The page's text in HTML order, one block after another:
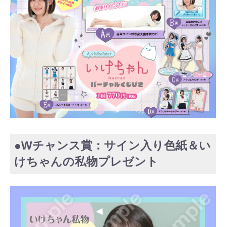
●Wチャンス賞：サイン入り色紙＆い
けちゃんの私物プレゼント